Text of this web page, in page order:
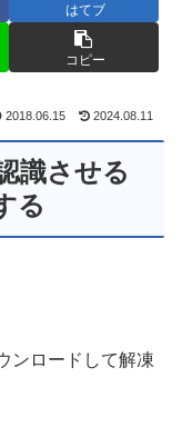
はてブ
コピー
2018.06.15 2024.08.11
識させる
る
ンロードして解凍